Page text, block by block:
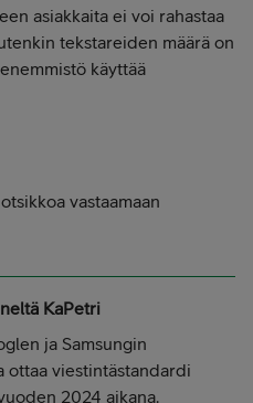
asiakkaita ei voi rahastaa
tekstareiden määrä on
käyttää
vastaamaan
KaPetri
ja Samsungin
ottaa viestintästandardi
2024 aikana.